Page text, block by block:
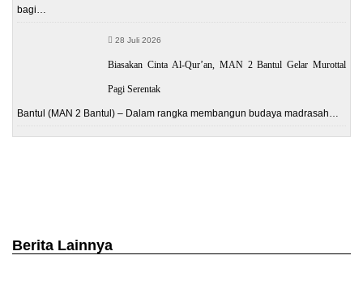
bagi…
28 Juli 2026
Biasakan Cinta Al-Qur’an, MAN 2 Bantul Gelar Murottal
Pagi Serentak
Bantul (MAN 2 Bantul) – Dalam rangka membangun budaya madrasah…
Berita Lainnya